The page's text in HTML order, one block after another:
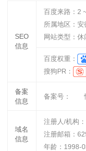
SEO
信息
百度来路： 2
所属地区：安
网站类型：
百度权重：
搜狗PR：
备案
信息
备案号：
域名
信息
注册人/机构
注册邮箱：
年龄：1998-